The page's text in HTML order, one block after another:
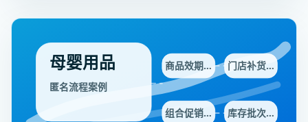
母婴用品
匿名流程案例
商品效期… 门店补货…
组合促销… 库存批次…